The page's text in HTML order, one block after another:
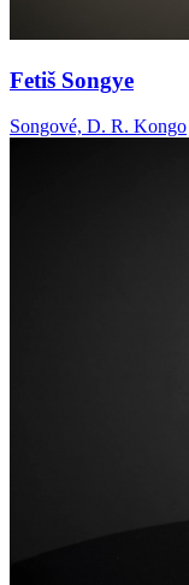
Fetiš Songye
Songové, D. R. Kongo